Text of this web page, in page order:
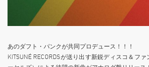
あのダフト・パンクが共同プロデュース！！！
KITSUNÉ RECORDSが送り出す新鋭ディスコ＆フ